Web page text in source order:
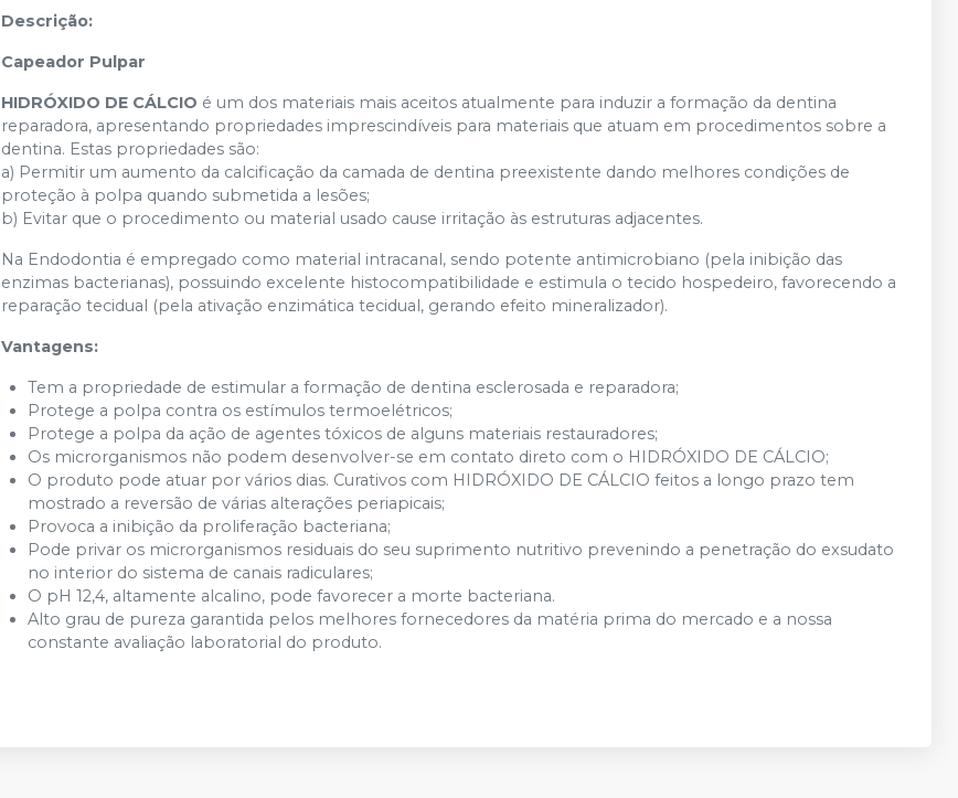
Descrição:
Capeador Pulpar
HIDRÓXIDO DE CÁLCIO é um dos materiais mais aceitos atualmente para induzir a formação da dentina
reparadora, apresentando propriedades imprescindíveis para materiais que atuam em procedimentos sobre a
dentina. Estas propriedades são:
a) Permitir um aumento da calcificação da camada de dentina preexistente dando melhores condições de
proteção à polpa quando submetida a lesões;
b) Evitar que o procedimento ou material usado cause irritação às estruturas adjacentes.
Na Endodontia é empregado como material intracanal, sendo potente antimicrobiano (pela inibição das
enzimas bacterianas), possuindo excelente histocompatibilidade e estimula o tecido hospedeiro, favorecendo a
reparação tecidual (pela ativação enzimática tecidual, gerando efeito mineralizador).
Vantagens:
Tem a propriedade de estimular a formação de dentina esclerosada e reparadora;
Protege a polpa contra os estímulos termoelétricos;
Protege a polpa da ação de agentes tóxicos de alguns materiais restauradores;
Os microrganismos não podem desenvolver-se em contato direto com o HIDRÓXIDO DE CÁLCIO;
O produto pode atuar por vários dias. Curativos com HIDRÓXIDO DE CÁLCIO feitos a longo prazo tem
mostrado a reversão de várias alterações periapicais;
Provoca a inibição da proliferação bacteriana;
Pode privar os microrganismos residuais do seu suprimento nutritivo prevenindo a penetração do exsudato
no interior do sistema de canais radiculares;
O pH 12,4, altamente alcalino, pode favorecer a morte bacteriana.
Alto grau de pureza garantida pelos melhores fornecedores da matéria prima do mercado e a nossa
constante avaliação laboratorial do produto.